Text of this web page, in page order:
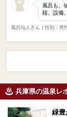
風呂も、
段、設備
風呂仙人さん
| 性別：男
兵庫県の温泉レ
緑豊